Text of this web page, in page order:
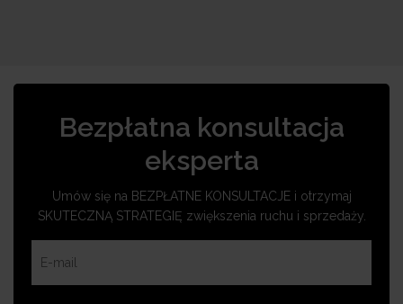
Bezpłatna konsultacja
eksperta
Umów się na BEZPŁATNE KONSULTACJE i otrzymaj
SKUTECZNĄ STRATEGIĘ zwiększenia ruchu i sprzedaży.